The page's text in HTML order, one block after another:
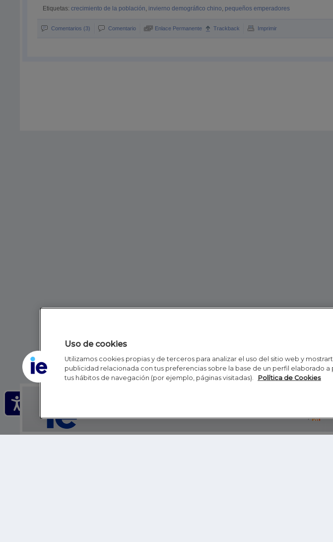
Etiquetas:crecimiento de la población, invierno demográfico chino, pequeños emperadores
Comentarios (3) Comentario Enlace Permanente Trackback Imprimir
Inicio RSS
Uso de cookies
Utilizamos cookies propias y de terceros para analizar el uso del sitio web y
publicidad relacionada con tus preferencias sobre la base de un perfil elaborado a
tus hábitos de navegación (por ejemplo, páginas visitadas).
Política de Cookies